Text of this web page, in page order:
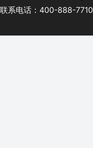
联系电话：400-888-7710